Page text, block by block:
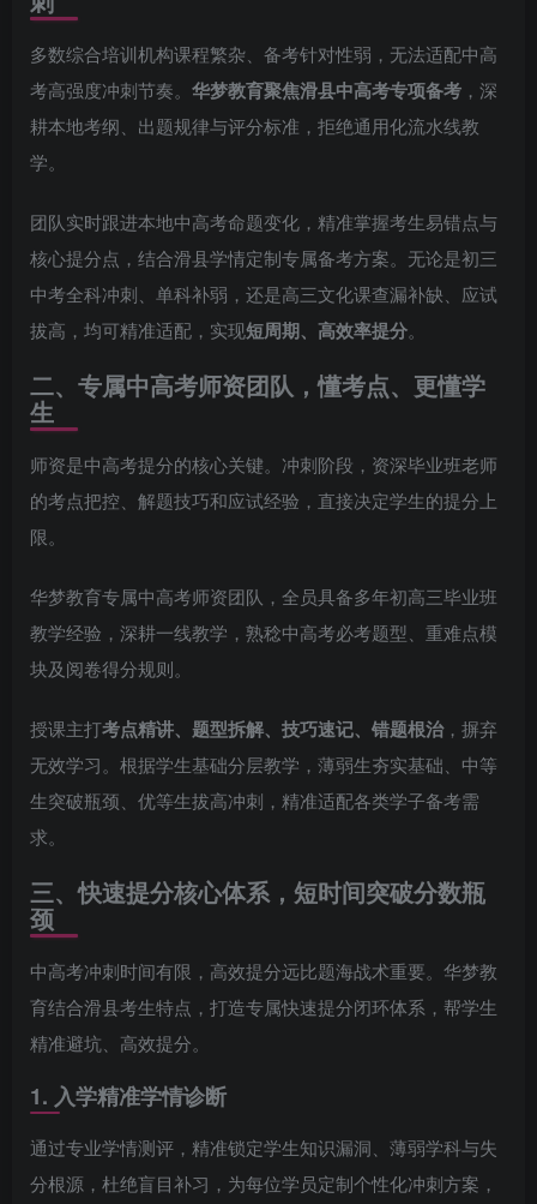
多数综合培训机构课程繁杂、备考针对性弱，无法适配中高
考高强度冲刺节奏。 华梦教育聚焦滑县中高考专项备考 ，深
耕本地考纲、出题规律与评分标准，拒绝通用化流水线教
学。
团队实时跟进本地中高考命题变化，精准掌握考生易错点与
核心提分点，结合滑县学情定制专属备考方案。无论是初三
中考全科冲刺、单科补弱，还是高三文化课查漏补缺、应试
拔高，均可精准适配，实现短周期、高效率提分。
二、专属中高考师资团队，懂考点、更懂学
生
师资是中高考提分的核心关键。冲刺阶段，资深毕业班老师
的考点把控、解题技巧和应试经验，直接决定学生的提分上
限。
华梦教育专属中高考师资团队，全员具备多年初高三毕业班
教学经验，深耕一线教学，熟稔中高考必考题型、重难点模
块及阅卷得分规则。
授课主打考点精讲、题型拆解、技巧速记、错题根治，摒弃
无效学习。根据学生基础分层教学，薄弱生夯实基础、中等
生突破瓶颈、优等生拔高冲刺，精准适配各类学子备考需
求。
三、快速提分核心体系，短时间突破分数瓶
颈
中高考冲刺时间有限，高效提分远比题海战术重要。华梦教
育结合滑县考生特点，打造专属快速提分闭环体系，帮学生
精准避坑、高效提分。
1. 入学精准学情诊断
通过专业学情测评，精准锁定学生知识漏洞、薄弱学科与失
分根源，杜绝盲目补习，为每位学员定制个性化冲刺方案，